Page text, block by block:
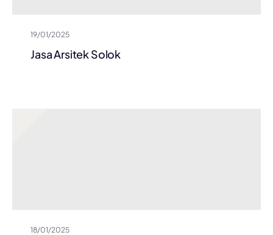
19/01/2025
Jasa Arsitek Solok
18/01/2025